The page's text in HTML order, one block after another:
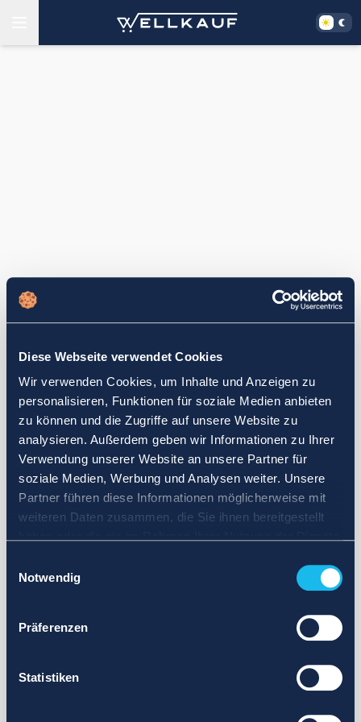
Diese Webseite verwendet Cookies
Wir verwenden Cookies, um Inhalte und Anzeigen zu
personalisieren, Funktionen für soziale Medien anbieten
zu können und die Zugriffe auf unsere Website zu
analysieren. Außerdem geben wir Informationen zu Ihrer
Verwendung unserer Website an unsere Partner für
soziale Medien, Werbung und Analysen weiter. Unsere
Partner führen diese Informationen möglicherweise mit
weiteren Daten zusammen, die Sie ihnen bereitgestellt
Notwendig
Präferenzen
Statistiken